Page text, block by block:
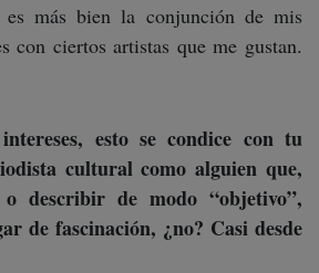
más bien la conjunción de mis
con ciertos artistas que me gustan.
esto se condice con tu
cultural como alguien que,
describir de modo “objetivo”,
de fascinación, ¿no? Casi desde